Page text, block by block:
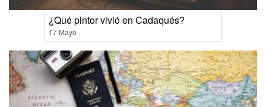
¿Qué pintor vivió en Cadaqués?
17 Mayo